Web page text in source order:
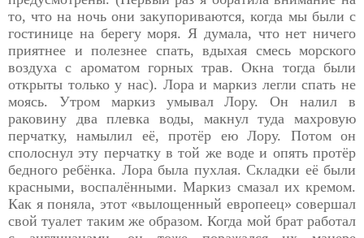
то, что на ночь они закупориваются, когда мы были с
гостинице на берегу моря. Я думала, что нет ничего
приятнее и полезнее спать, вдыхая смесь морского
воздуха с ароматом горных трав. Окна тогда были
открыты только у нас). Лора и маркиз легли спать не
моясь. Утром маркиз умывал Лору. Он налил в
раковину два плевка воды, макнул туда махровую
перчатку, намылил её, протёр ею Лору. Потом он
сполоснул эту перчатку в той же воде и опять протёр
бедного ребёнка. Лора была пухлая. Складки её были
красными, воспалёнными. Маркиз смазал их кремом.
Как я поняла, этот «вылощенный европеец» совершал
свой туалет таким же образом. Когда мой брат работал